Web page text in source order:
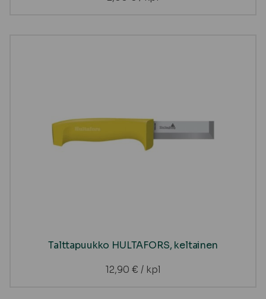
Talttapuukko HULTAFORS, keltainen
12,90 € / kpl